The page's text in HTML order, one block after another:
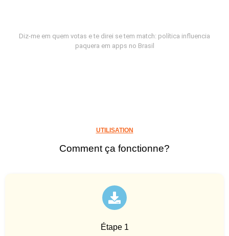
Diz-me em quem votas e te direi se tem match: política influencia
paquera em apps no Brasil
UTILISATION
Comment ça fonctionne?
Étape 1